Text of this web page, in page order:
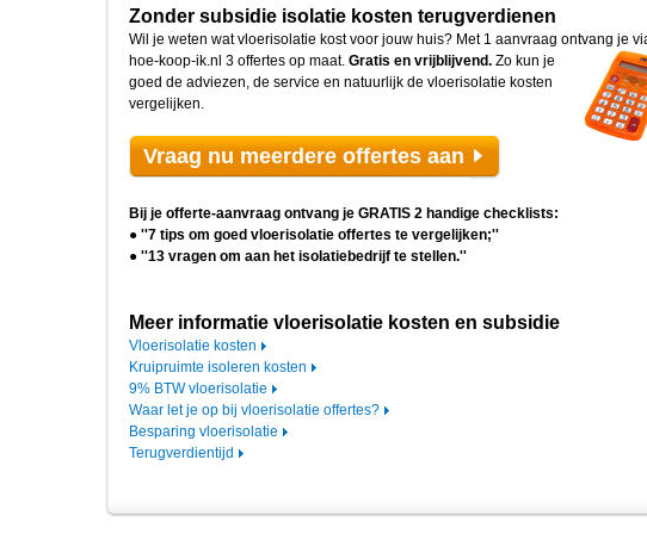
Zonder subsidie isolatie kosten terugverdienen
Wil je weten wat vloerisolatie kost voor jouw huis? Met 1 aanvraag ontvang je
hoe-koop-ik.nl 3 offertes op maat. Gratis en vrijblijvend. Zo kun je
goed de adviezen, de service en natuurlijk de vloerisolatie kosten
vergelijken.
Vraag nu meerdere offertes aan
Bij je offerte-aanvraag ontvang je GRATIS 2 handige checklists:
● ''7 tips om goed vloerisolatie offertes te vergelijken;''
● ''13 vragen om aan het isolatiebedrijf te stellen.''
Meer informatie vloerisolatie kosten en subsidie
Vloerisolatie kosten
Kruipruimte isoleren kosten
9% BTW vloerisolatie
Waar let je op bij vloerisolatie offertes?
Besparing vloerisolatie
Terugverdientijd